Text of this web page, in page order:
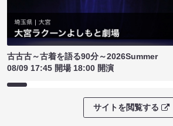
古古古～古着を語る90分～2026Summer
08/09 17:45 開場 18:00 開演
サイトを閲覧する